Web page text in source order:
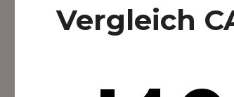
Vergleich